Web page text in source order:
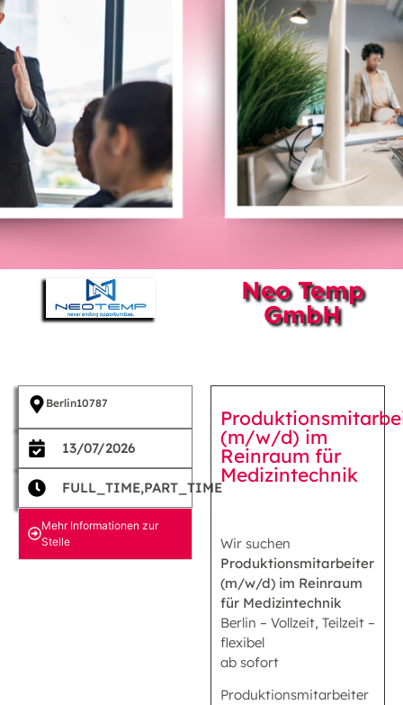
Neo Temp
GmbH
Berlin10787
13/07/2026
FULL_TIME,PART_TIME
Mehr Informationen zur
Stelle
(m/w/d) im
Reinraum für
Medizintechnik
Wir suchen
Produktionsmitarbeiter
(m/w/d) im Reinraum
für Medizintechnik
Berlin – Vollzeit, Teilzeit –
flexibel
ab sofort
Produktionsmitarbeiter